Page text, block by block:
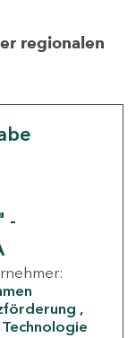
regionalen
-